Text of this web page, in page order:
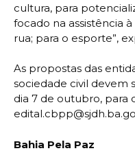
cultura, para
focado na assistência
rua; para o esporte”,
As propostas das
sociedade civil devem
dia 7 de outubro, para
Bahia Pela Paz